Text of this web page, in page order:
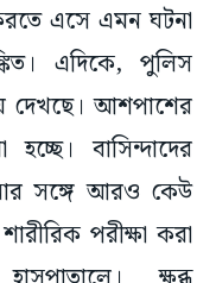
এসে এমন ঘটনা
এদিকে, পুলিস
দেখছে। আশপাশের
বাসিন্দাদের
সঙ্গে আরও কেউ
পরীক্ষা করা